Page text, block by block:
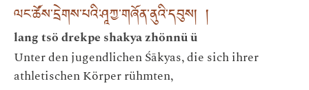
ལང་ཚོས་དྲེགས་པའི་ཤཱཀྱ་གཞོན་ནུའི་དབུས། །
lang tsö drekpe shakya zhönnü ü
Unter den jugendlichen Śākyas, die sich ihrer
athletischen Körper rühmten,